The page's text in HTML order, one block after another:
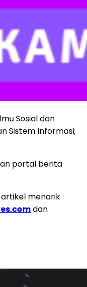
Sosial dan
Sistem Informasi;
portal berita
menarik
dan